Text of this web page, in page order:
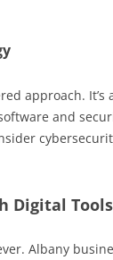
approach. It’s
and
Digital Tools
Albany